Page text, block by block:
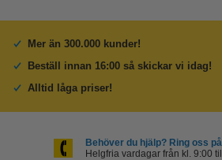
Mer än 300.000 kunder!
Beställ innan 16:00 så skickar vi idag!
Alltid låga priser!
Behöver du hjälp? Ring oss
Helgfria vardagar från kl. 9:00